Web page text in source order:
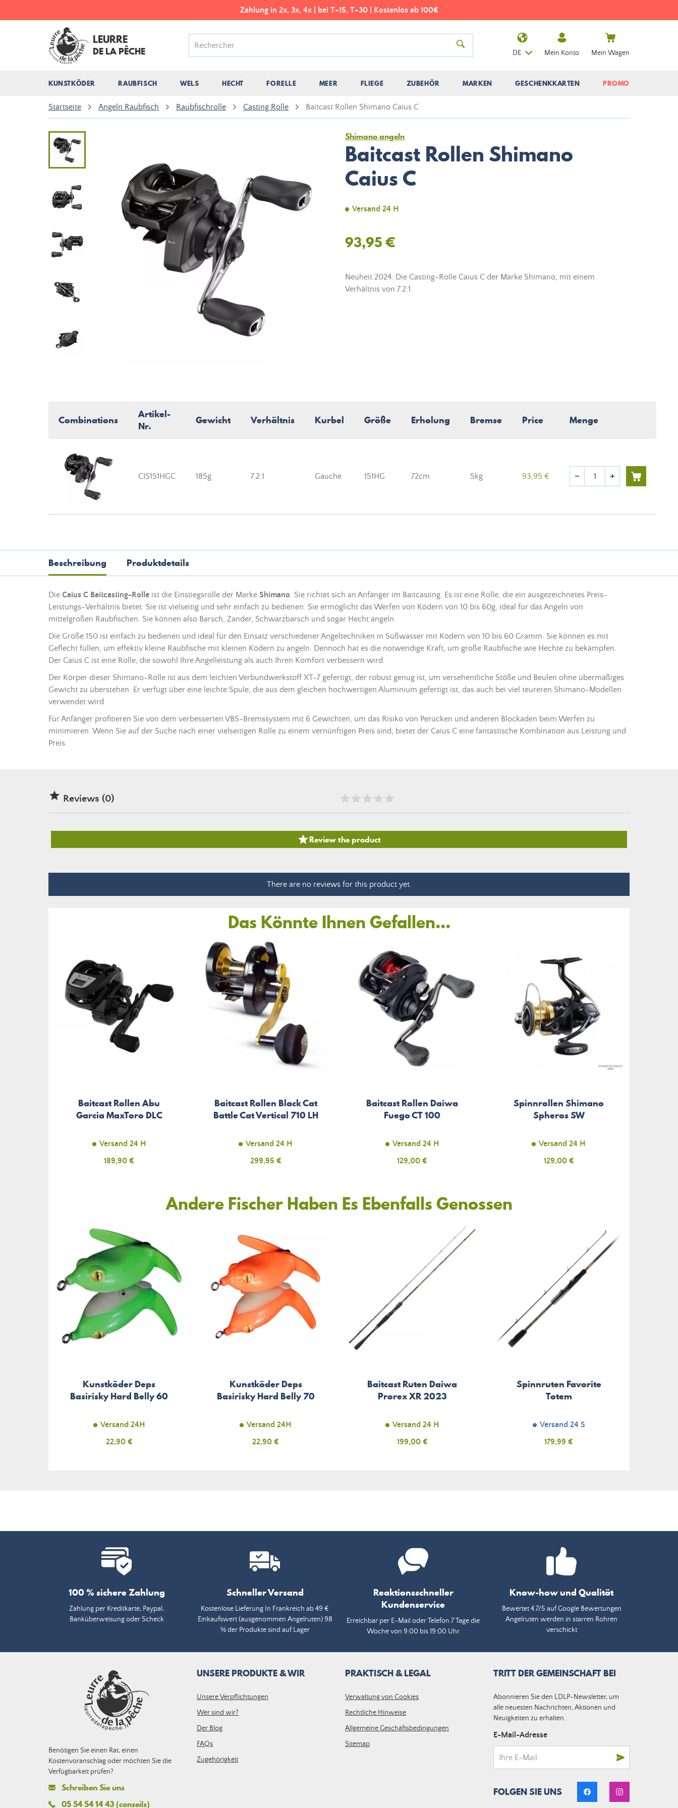
Zahlung in 2x, 3x, 4x | bei T+15, T+30 | Kostenlos ab 100€
LEURRE
DE LA PÊCHE
KUNSTKÖDER RAUBFISCH WELS HECHT FORELLE MEER FLIEGE ZUBEHÖR MARKEN GESCHENKKARTEN PROMO
DE Mein Konto Mein Wagen
Startseite Angeln Raubfisch Raubfischrolle Casting Rolle Baitcast Rollen Shimano Caius C
Shimano angeln
Baitcast Rollen Shimano
Caius C
Versand 24 H
93,95 €
Neuheit 2024: Die Casting-Rolle Caius C der Marke Shimano, mit einem
Verhältnis von 7.2:1.
Combinations
Artikel-
Nr.
Gewicht Verhältnis Kurbel Größe Erholung Bremse Price Menge
CIS151HGC 185g 7.2:1 Gauche 151HG 72cm 5kg 93,95 € remove add
Beschreibung Produktdetails
Die Caius C Baitcasting-Rolle ist die Einstiegsrolle der Marke Shimano. Sie richtet sich an Anfänger im Baitcasting. Es ist eine Rolle, die ein ausgezeichnetes Preis-
Leistungs-Verhältnis bietet. Sie ist vielseitig und sehr einfach zu bedienen. Sie ermöglicht das Werfen von Ködern von 10 bis 60g, ideal für dasAngeln von
mittelgroßen Raubfischen. Sie können also Barsch, Zander, Schwarzbarsch und sogar Hecht angeln.
Die Größe 150 ist einfach zu bedienen und ideal für den Einsatz verschiedenerAngeltechniken in Süßwasser mit Ködern von 10 bis 60 Gramm. Sie können es mit
Geflecht füllen, um effektiv kleine Raubfische mit kleinen Ködern zu angeln. Dennoch hat es die notwendige Kraft, um große Raubfische wie Hechte zu bekämpfen.
Der Caius C ist eine Rolle, die sowohl IhreAngelleistung als auch Ihren Komfort verbessern wird.
Der Körper dieser Shimano-Rolle ist aus dem leichten Verbundwerkstoff XT-7 gefertigt, der robust genug ist, um versehentliche Stöße und Beulen ohne übermäßiges
Gewicht zu überstehen. Er verfügt über eine leichte Spule, die aus dem gleichen hochwertigen Aluminium gefertigt ist, das auch bei viel teureren Shimano-Modellen
verwendet wird.
Für Anfänger profitieren Sie von dem verbesserten VBS-Bremssystem mit 6 Gewichten, um das Risiko von Perücken und anderen Blockaden beim Werfen zu
minimieren. Wenn Sie auf der Suche nach einer vielseitigen Rolle zu einem vernünftigen Preis sind, bietet der Caius C eine fantastische Kombination aus Leistung und
Preis.
 Reviews (0)
Review the product
There are no reviews for this product yet.
Das Könnte Ihnen Gefallen...
Baitcast Rollen Abu
Garcia MaxToro DLC
Versand 24 H
Preis
189,90 €
Baitcast Rollen Black Cat
Battle Cat Vertical 710 LH
Versand 24 H
Preis
299,95 €
Baitcast Rollen Daiwa
Fuego CT 100
Versand 24 H
Preis
129,00 €
Spinnrollen Shimano
Spheros SW
Versand 24 H
Preis
129,00 €
Andere Fischer Haben Es Ebenfalls Genossen
Kunstköder Deps
Basirisky Hard Belly 60
Versand 24H
Preis
22,90 €
Kunstköder Deps
Basirisky Hard Belly 70
Versand 24H
Preis
22,90 €
Baitcast Ruten Daiwa
Prorex XR 2023
Versand 24 H
Preis
199,00 €
Spinnruten Favorite
Totem
Versand 24 S
Preis
179,99 €
100 % sichere Zahlung
Zahlung per Kreditkarte, Paypal,
Banküberweisung oder Scheck
Schneller Versand
Kostenlose Lieferung In Frankreich ab 49 €
Einkaufswert (ausgenommen Angelruten) 98
% der Produkte sind auf Lager
Reaktionsschneller
Kundenservice
Erreichbar per E-Mail oder Telefon 7 Tage die
Woche von 9:00 bis 19:00 Uhr
Know-how und Qualität
Bewertet 4.7/5 auf Google Bewertungen
Angelruten werden in starren Rohren
verschickt
Benötigen Sie einen Rat, einen
Kostenvoranschlag oder möchten Sie die
Verfügbarkeit prüfen?
Schreiben Sie uns
05 54 54 14 43 (conseils)
UNSERE PRODUKTE & WIR
Unsere Verpflichtungen
Wer sind wir?
Der Blog
FAQs
Zugehörigkeit
PRAKTISCH & LEGAL
Verwaltung von Cookies
Rechtliche Hinweise
Allgemeine Geschäftsbedingungen
Sitemap
TRITT DER GEMEINSCHAFT BEI
Abonnieren Sie den LDLP-Newsletter, um
alle neuesten Nachrichten, Aktionen und
Neuigkeiten zu erhalten.
E-Mail-Adresse
FOLGEN SIE UNS